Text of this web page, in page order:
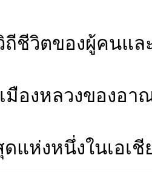
ถีชีวิตของผู้คนแ
มืองหลวงของอา
แห่งหนึ่งในเอเชี